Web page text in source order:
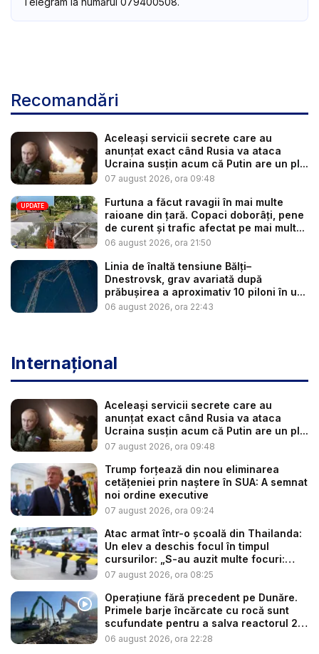
Recomandări
Aceleași servicii secrete care au
anunțat exact când Rusia va ataca
Ucraina susțin acum că Putin are un pl...
07 august 2026, ora 09:48
UPDATE
Furtuna a făcut ravagii în mai multe
raioane din țară. Copaci doborâți, pene
de curent și trafic afectat pe mai mult...
06 august 2026, ora 21:50
Linia de înaltă tensiune Bălți–
Dnestrovsk, grav avariată după
prăbușirea a aproximativ 10 piloni în u...
06 august 2026, ora 22:43
Internațional
Aceleași servicii secrete care au
anunțat exact când Rusia va ataca
Ucraina susțin acum că Putin are un pl...
07 august 2026, ora 09:48
Trump forțează din nou eliminarea
cetățeniei prin naștere în SUA: A semnat
noi ordine executive
07 august 2026, ora 09:24
Atac armat într-o școală din Thailanda:
Un elev a deschis focul în timpul
cursurilor: „S-au auzit multe focuri:
ba...
07 august 2026, ora 08:25
Operațiune fără precedent pe Dunăre.
Primele barje încărcate cu rocă sunt
scufundate pentru a salva reactorul 2
...
06 august 2026, ora 22:28